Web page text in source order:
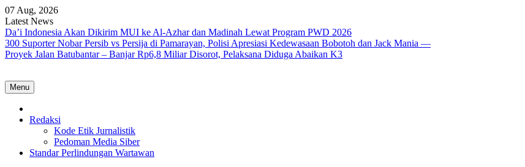
Skip
to
content
07 Aug, 2026
Latest News
Da’i Indonesia Akan Dikirim MUI ke Al-Azhar dan Madinah Lewat Program PWD 2026
300 Suporter Nobar Persib vs Persija di Pamarayan, Polisi Apresiasi Kedewasaan Bobotoh dan Jack Mania —
Proyek Jalan Batubantar – Banjar Rp6,8 Miliar Disorot, Pelaksana Diduga Abaikan K3
Menu
Redaksi
Kode Etik Jurnalistik
Pedoman Media Siber
Standar Perlindungan Wartawan